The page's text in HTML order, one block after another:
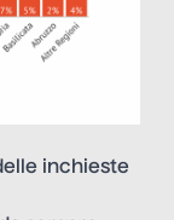
inchieste